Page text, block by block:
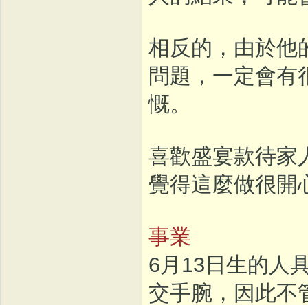
相反的，由於他
問題，一定會有
慨。
喜歡盛宴款待家
覺得這麼做很開
事業
6月13日生的人
交手腕，因此不